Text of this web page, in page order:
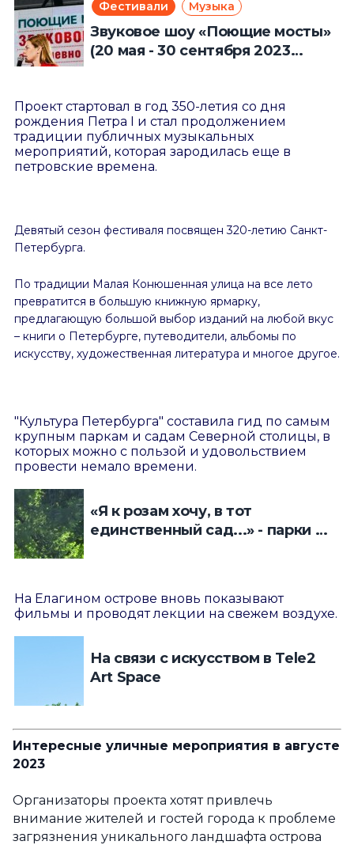
Фестивали Музыка
Звуковое шоу «Поющие мосты»
(20 мая - 30 сентября 2023
Проект стартовал в год 350-летия со дня
рождения Петра I и стал продолжением
традиции публичных музыкальных
мероприятий, которая зародилась еще в
петровские времена.
Девятый сезон фестиваля посвящен 320-летию Санкт-
Петербурга.
По традиции Малая Конюшенная улица на все лето
превратится в большую книжную ярмарку,
предлагающую большой выбор изданий на любой вкус
– книги о Петербурге, путеводители, альбомы по
искусству, художественная литература и многое другое.
"Культура Петербурга" составила гид по самым
крупным паркам и садам Северной столицы, в
которых можно с пользой и удовольствием
провести немало времени.
«Я к розам хочу, в тот
единственный сад...» - парки и
На Елагином острове вновь показывают
фильмы и проводят лекции на свежем воздухе.
На связи с искусством в Tele2
Art Space
Интересные уличные мероприятия в августе
2023
Организаторы проекта хотят привлечь
внимание жителей и гостей города к проблеме
загрязнения уникального ландшафта острова